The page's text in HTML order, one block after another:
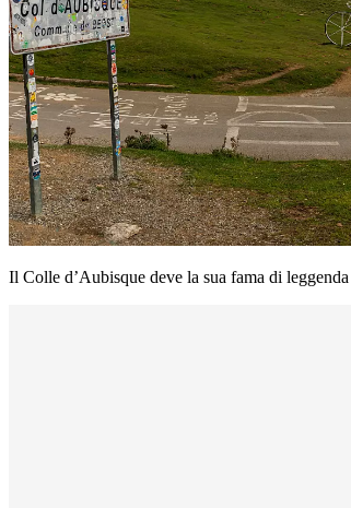
Il Colle d’Aubisque deve la sua fama di